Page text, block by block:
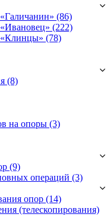
(86)
(222)
«Клинцы» (78)
(8)
на опоры (3)
(9)
операций (3)
опор (14)
(телескопирования)